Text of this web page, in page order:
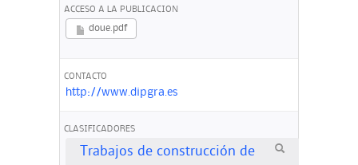
ACCESO A LA PUBLICACION
doue.pdf
CONTACTO
http://www.dipgra.es
CLASIFICADORES
Trabajos de construcción de